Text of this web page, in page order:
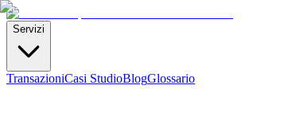
Servizi
TransazioniCasi StudioBlogGlossario